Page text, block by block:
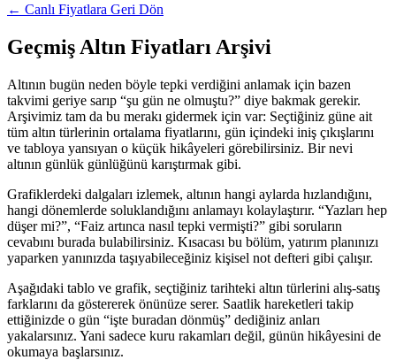
← Canlı Fiyatlara Geri Dön
Geçmiş Altın Fiyatları Arşivi
Altının bugün neden böyle tepki verdiğini anlamak için bazen
takvimi geriye sarıp “şu gün ne olmuştu?” diye bakmak gerekir.
Arşivimiz tam da bu merakı gidermek için var: Seçtiğiniz güne ait
tüm altın türlerinin ortalama fiyatlarını, gün içindeki iniş çıkışlarını
ve tabloya yansıyan o küçük hikâyeleri görebilirsiniz. Bir nevi
altının günlük günlüğünü karıştırmak gibi.
Grafiklerdeki dalgaları izlemek, altının hangi aylarda hızlandığını,
hangi dönemlerde soluklandığını anlamayı kolaylaştırır. “Yazları hep
düşer mi?”, “Faiz artınca nasıl tepki vermişti?” gibi soruların
cevabını burada bulabilirsiniz. Kısacası bu bölüm, yatırım planınızı
yaparken yanınızda taşıyabileceğiniz kişisel not defteri gibi çalışır.
Aşağıdaki tablo ve grafik, seçtiğiniz tarihteki altın türlerini alış-satış
farklarını da göstererek önünüze serer. Saatlik hareketleri takip
ettiğinizde o gün “işte buradan dönmüş” dediğiniz anları
yakalarsınız. Yani sadece kuru rakamları değil, günün hikâyesini de
okumaya başlarsınız.